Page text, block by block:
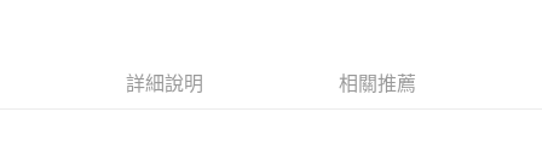
詳細說明 相關推薦